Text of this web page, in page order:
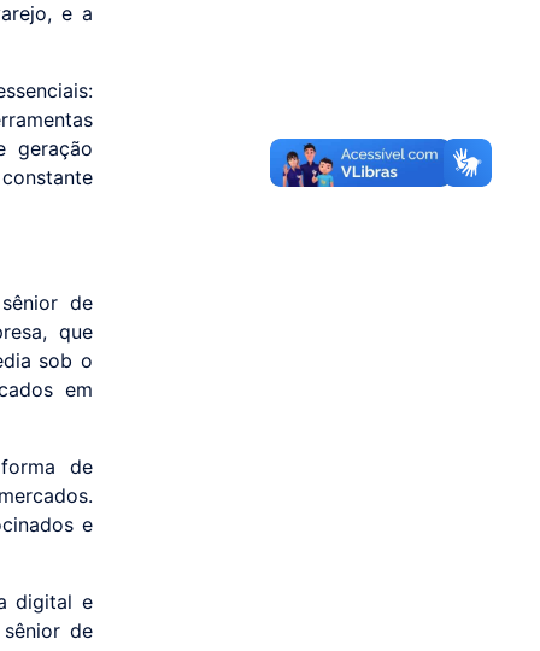
e a
geração
de
que
sob o
em
de
e
digital e
de